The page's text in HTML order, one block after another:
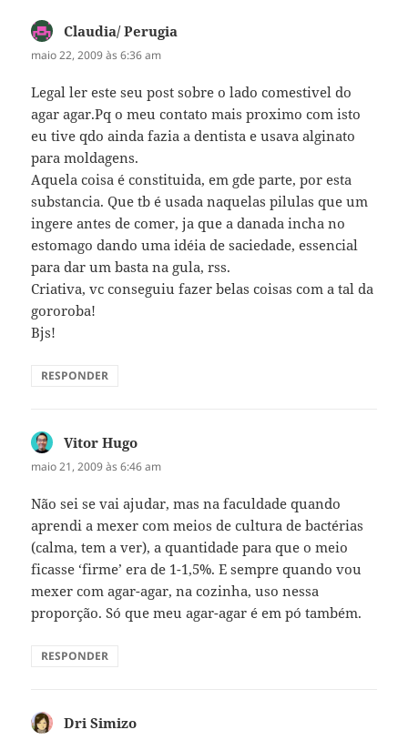
Claudia/ Perugia
maio 22, 2009 às 6:36 am
Legal ler este seu post sobre o lado comestivel do
agar agar.Pq o meu contato mais proximo com isto
eu tive qdo ainda fazia a dentista e usava alginato
para moldagens.
Aquela coisa é constituida, em gde parte, por esta
substancia. Que tb é usada naquelas pilulas que um
ingere antes de comer, ja que a danada incha no
estomago dando uma idéia de saciedade, essencial
para dar um basta na gula, rss.
Criativa, vc conseguiu fazer belas coisas com a tal da
gororoba!
Bjs!
RESPONDER
Vitor Hugo
maio 21, 2009 às 6:46 am
Não sei se vai ajudar, mas na faculdade quando
aprendi a mexer com meios de cultura de bactérias
(calma, tem a ver), a quantidade para que o meio
ficasse ‘firme’ era de 1-1,5%. E sempre quando vou
mexer com agar-agar, na cozinha, uso nessa
proporção. Só que meu agar-agar é em pó também.
RESPONDER
Dri Simizo